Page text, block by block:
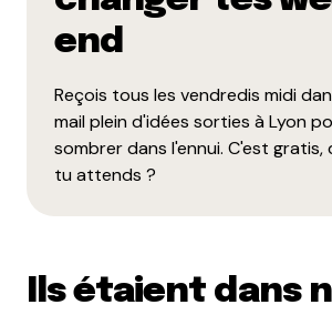
end
Reçois tous les vendredis midi
mail plein d'idées sorties à Lyon
sombrer dans l'ennui. C'est
tu attends ?
Ils étaient dans